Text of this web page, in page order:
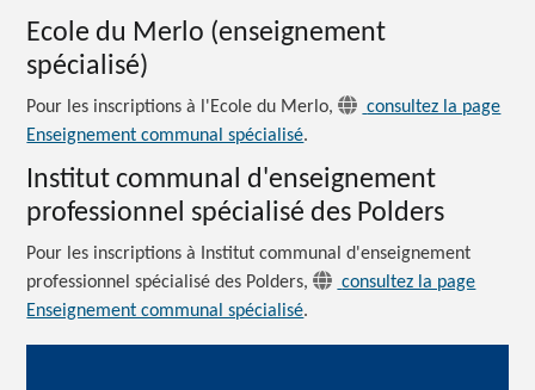
Ecole du Merlo (enseignement
spécialisé)
Pour les inscriptions à l'Ecole du Merlo,
consultez la page
Enseignement communal spécialisé.
Institut communal d'enseignement
professionnel spécialisé des Polders
Pour les inscriptions à Institut communal d'enseignement
professionnel spécialisé des Polders,
consultez la page
Enseignement communal spécialisé.